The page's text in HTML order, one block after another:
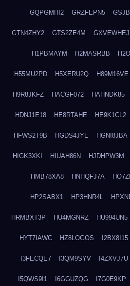
GQPGMHI2 GRZFEPN5
GTN4ZHY2 GTS2ZE4M GXVEWHEJ
H1PBMAYM H2MASRBB
H55MU2PD H5XERU2Q H89M16VE
H9R8JKFZ HACGF072 HAHNDK85
HDNJ1E18 HE8RTAHE HE9K1CL2
HFWS2T9B HGDS4JYE HGNI8JBA
HIGK3XKI HIUAH86N HJDHPW3M
HMB78XA8 HNHQFJ7A
HP2SABX1 HP3HNR4L
HRMBXT3P HU4MGNRZ HU994UN5
HYT7IAWC HZ8LOGOS I2BX8I15
I3FECQE7 I3QM9SYV I4ZXVJ7U
I5QWS9I1 I6GGUZQG I7G0E9KP